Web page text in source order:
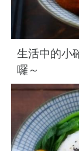
生活中的小
囉～